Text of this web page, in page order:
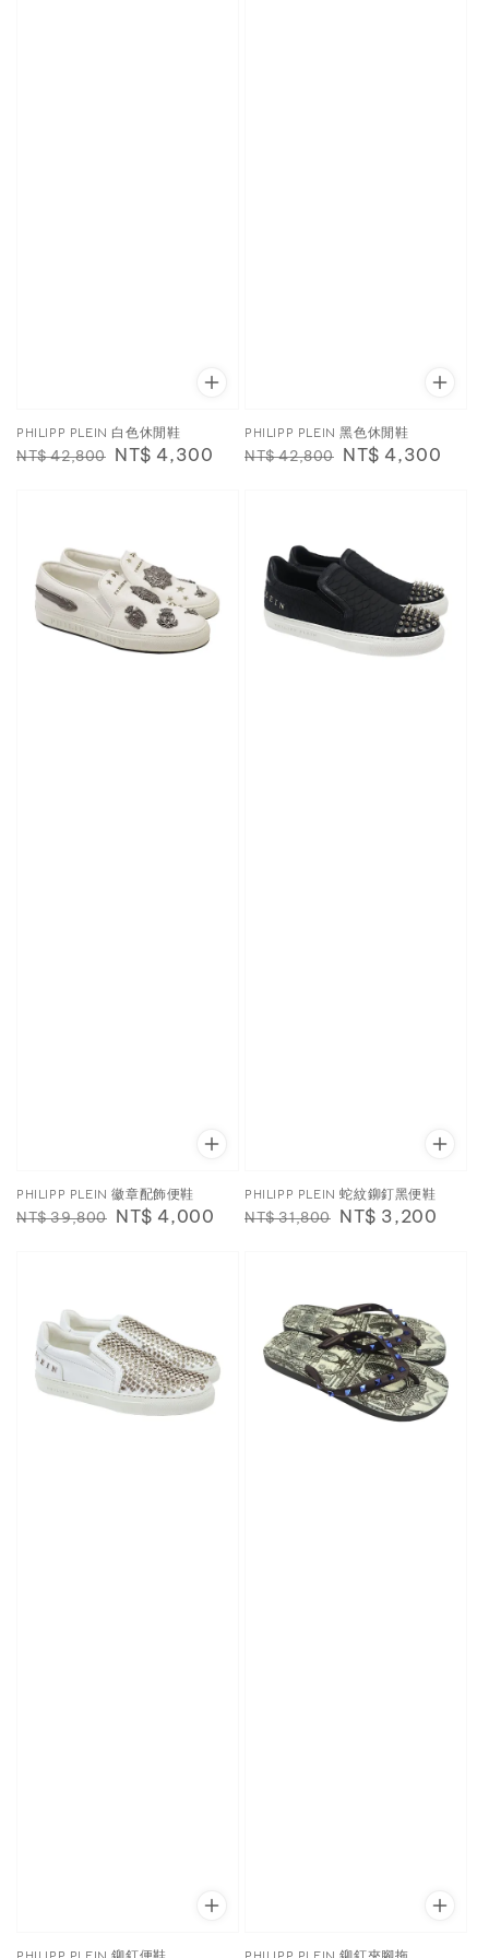
PHILIPP PLEIN 白色休閒鞋
Regular
NT$ 42,800 Sale
NT$ 4,300
PHILIPP PLEIN 黑色休閒鞋
Regular
NT$ 42,800 Sale
NT$ 4,300
PHILIPP PLEIN 徽章配飾便鞋
Regular
NT$ 39,800 Sale
NT$ 4,000
PHILIPP PLEIN 蛇紋鉚釘黑便鞋
Regular
NT$ 31,800 Sale
NT$ 3,200